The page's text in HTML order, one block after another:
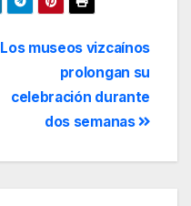
Los museos vizcaínos
prolongan su
celebración durante
dos semanas